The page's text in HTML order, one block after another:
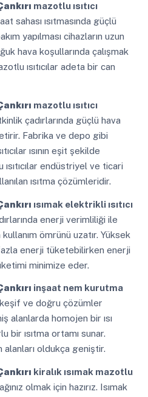
mazotlu ısıtıcı
sahası ısıtmasında güçlü
yapılması cihazların uzun
hava koşullarında çalışmak
ısıtıcılar adeta bir can
mazotlu ısıtıcı
çadırlarında güçlü hava
Fabrika ve depo gibi
ısının eşit şekilde
ısıtıcılar endüstriyel ve ticari
ısıtma çözümleridir.
ısımak elektrikli ısıtıcı
enerji verimliliği ile
ömrünü uzatır. Yüksek
enerji tüketebilirken enerji
minimize eder.
inşaat nem kurutma
ve doğru çözümler
alanlarda homojen bir ısı
bir ısıtma ortamı sunar.
alanları oldukça geniştir.
kiralık ısımak mazotlu
olmak için hazırız. Isımak